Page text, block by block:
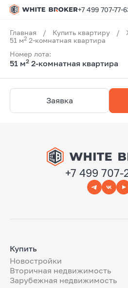
+7 499 707-77-
Главная / Купить квартиру /
51 м2 2-комнатная квартира
Номер лота:
51 м2 2-комнатная квартира
Заявка
+7 499 707-
Купить
Новостройки
Вторичная недвижимость
Зарубежная недвижимость